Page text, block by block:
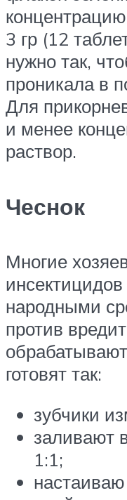
3 гр (12
нужно так,
проникала в
Для
и менее
раствор.
Чеснок
Многие
народными
против
готовят так:
зубчики
заливают
1:1;